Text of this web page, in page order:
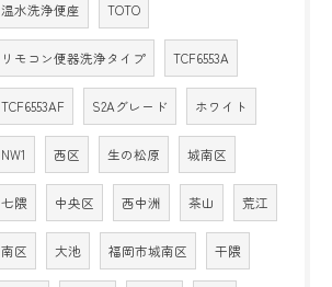
温水洗浄便座 TOTO
リモコン便器洗浄タイプ TCF6553A
TCF6553AF S2Aグレード ホワイト
NW1 西区 生の松原 城南区
七隈 中央区 西中洲 茶山 荒江
南区 大池 福岡市城南区 干隈